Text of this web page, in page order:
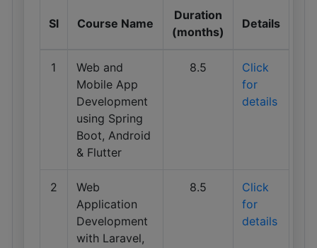
Sl Course Name
Duration
(months)
Details
1
Web and
Mobile App
Development
using Spring
Boot, Android
& Flutter
8.5
Click
for
details
2
Web
Application
Development
with Laravel,
8.5
Click
for
details